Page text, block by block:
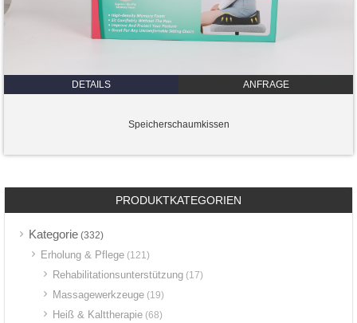
DETAILS ANFRAGE
Speicherschaumkissen
PRODUKTKATEGORIEN
Kategorie (332)
Erholung & Pflege (121)
Rehabilitationsunterstützung (17)
Massagewerkzeuge (19)
Heiß & Kalttherapie (68)